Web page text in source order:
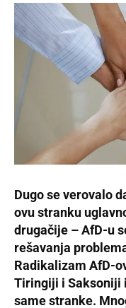
Dugo se verovalo
ovu stranku
drugačije – AfD-u
rešavanja
Radikalizam AfD-
Tiringiji i Saksoniji
same stranke.